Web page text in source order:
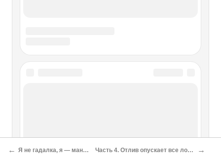
← Я не гадалка, я — маньяк Часть 4. Отлив опускает все лодки →